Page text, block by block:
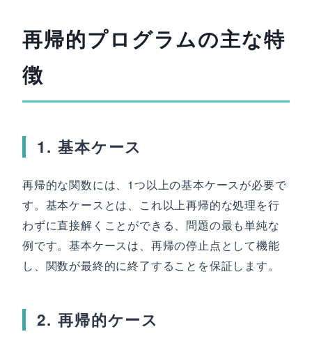
再帰的プログラムの主な特
徴
1. 基本ケース
再帰的な関数には、1つ以上の基本ケースが必要で
す。基本ケースとは、これ以上再帰的な処理を行
わずに直接解くことができる、問題の最も単純な
例です。基本ケースは、再帰の停止点として機能
し、関数が最終的に終了することを保証します。
2. 再帰的ケース